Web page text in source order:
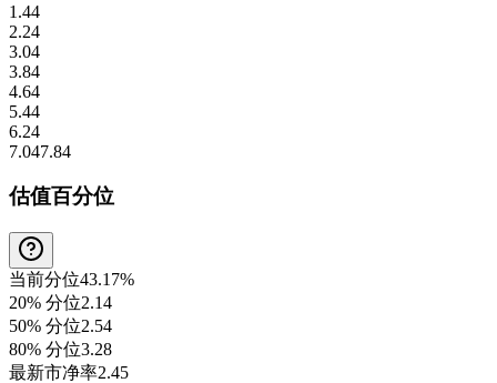
1.44
2.24
3.04
3.84
4.64
5.44
6.24
7.047.84
估值百分位
当前分位43.17%
20% 分位2.14
50% 分位2.54
80% 分位3.28
最新市净率2.45